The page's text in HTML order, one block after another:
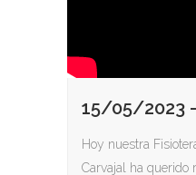
15/05/2023
Hoy nuestra
Carvajal ha querido